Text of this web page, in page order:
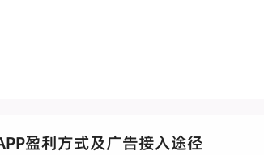
盈利方式及广告接入途径